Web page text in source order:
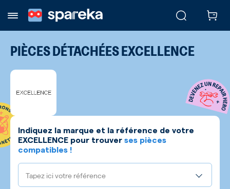
PIÈCES DÉTACHÉESEXCELLENCE
Indiquez la marque et la référence de votre
EXCELLENCE pour trouver ses pièces
compatibles !
Tapez ici votre référence